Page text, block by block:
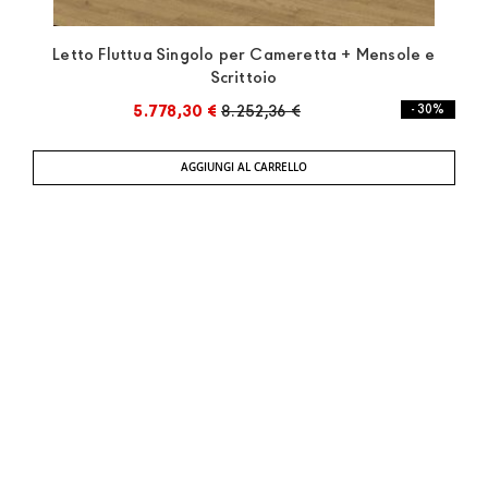
Letto Fluttua Singolo per Cameretta + Mensole e
Scrittoio
5.778,30 € 8.252,36 € - 30%
AGGIUNGI AL CARRELLO